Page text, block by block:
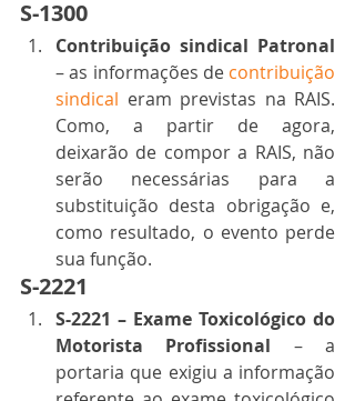
S-1300
Contribuição sindical Patronal
– as informações de contribuição
sindical eram previstas na RAIS.
Como, a partir de agora,
deixarão de compor a RAIS, não
serão necessárias para a
substituição desta obrigação e,
como resultado, o evento perde
sua função.
S-2221
S-2221 – Exame Toxicológico do
Motorista Profissional – a
portaria que exigiu a informação